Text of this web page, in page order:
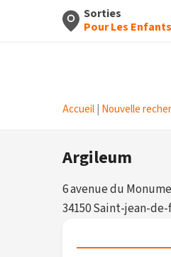
Sorties
Pour Les Enfants
Accueil Nouvelle
Argileum
6 avenue du
34150 Saint-jean-de-